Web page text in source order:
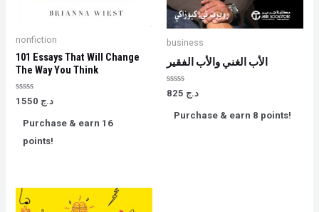
nonfiction
101 Essays That Will Change
The Way You Think
Rated
0
of
د.ج
Purchase & earn 16
points!
business
الأب الغني والأب الفقير
Rated
0
د.ج
Purchase & earn 8 points!